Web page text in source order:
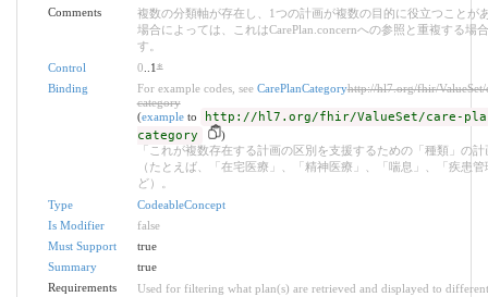
Comments
複数の分類軸が存在し、1つの計画が複数の目的に役立つことが
場合によっては、これはCarePlan.concernへの参照と重複する場
す。
Control
0 ..1*
Binding
For example codes, see CarePlanCategoryhttp://hl7.org/fhir/ValueSet/
category
(exampleto
http://hl7.org/fhir/ValueSet/care-
category
)
「これが複数存在する計画の区別を支援するための「種類」の
（たとえば、「在宅医療」、「精神医療」、「喘息」、「疾患管
ど）。
Type
CodeableConcept
Is Modifier
false
Must Support
true
Summary
true
Requirements
Used for filtering what plan(s) are retrieved and displayed to